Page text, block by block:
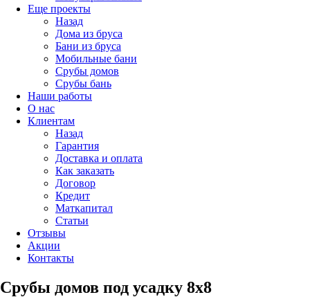
Еще проекты
Назад
Дома из бруса
Бани из бруса
Мобильные бани
Срубы домов
Срубы бань
Наши работы
О нас
Клиентам
Назад
Гарантия
Доставка и оплата
Как заказать
Договор
Кредит
Маткапитал
Статьи
Отзывы
Акции
Контакты
Срубы домов под усадку 8x8